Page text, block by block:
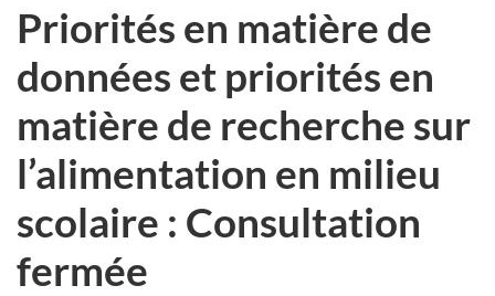
Priorités en matière de
données et priorités en
matière de recherche sur
l’alimentation en milieu
scolaire : Consultation
fermée